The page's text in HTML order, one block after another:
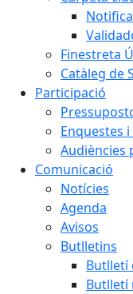
Finestreta
Catàleg de
Participació
Enquestes
Audiències
Comunicació
Notícies
Agenda
Avisos
Butlletins
Butlletí
Butlletí